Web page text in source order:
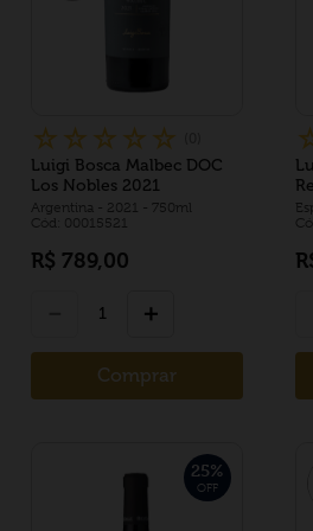
☆ ☆ ☆ ☆ ☆
Luigi Bosca Malbec DOC
Los Nobles 2021
Argentina - 2021 - 750ml
Cód: 00015521
R$ 789,00
＋
Comprar
25%
OFF